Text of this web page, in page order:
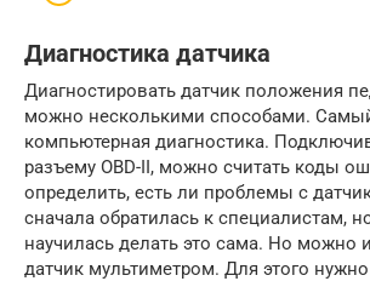
Диагностика датчика
Диагностировать датчик положения
можно несколькими способами.
компьютерная диагностика.
разъему OBD-II, можно считать коды
определить, есть ли проблемы с
сначала обратилась к специалистам,
научилась делать это сама. Но можно
датчик мультиметром. Для этого